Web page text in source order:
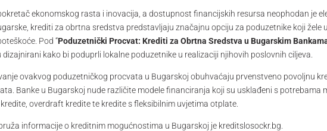
ekonomskog rasta i inovacija, a dostupnost financijskih resursa neophodan je
krediti za obrtna sredstva predstavljaju značajnu opciju za poduzetnike koji žele
Pod “Poduzetnički Procvat: Krediti za Obrtna Sredstva u Bugarskim
kako bi poduprli lokalne poduzetnike u realizaciji njihovih poslovnih ciljeva.
ovakvog poduzetničkog procvata u Bugarskoj obuhvaćaju prvenstveno povoljnu
Banke u Bugarskoj nude različite modele financiranja koji su usklađeni s potrebama
overdraft kredite te kredite s fleksibilnim uvjetima otplate.
informacije o kreditnim mogućnostima u Bugarskoj je kreditslosockr.bg.